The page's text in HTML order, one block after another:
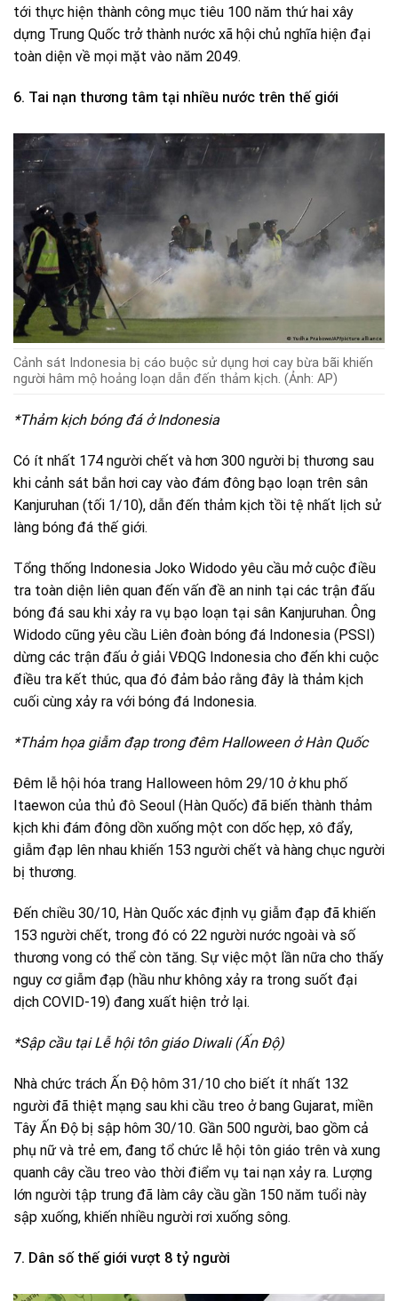
tới thực hiện thành công mục tiêu 100 năm thứ hai xây
dựng Trung Quốc trở thành nước xã hội chủ nghĩa hiện đại
toàn diện về mọi mặt vào năm 2049.
6. Tai nạn thương tâm tại nhiều nước trên thế giới
Cảnh sát Indonesia bị cáo buộc sử dụng hơi cay bừa bãi khiến
người hâm mộ hoảng loạn dẫn đến thảm kịch. (Ảnh: AP)
*Thảm kịch bóng đá ở Indonesia
Có ít nhất 174 người chết và hơn 300 người bị thương sau
khi cảnh sát bắn hơi cay vào đám đông bạo loạn trên sân
Kanjuruhan (tối 1/10), dẫn đến thảm kịch tồi tệ nhất lịch sử
làng bóng đá thế giới.
Tổng thống Indonesia Joko Widodo yêu cầu mở cuộc điều
tra toàn diện liên quan đến vấn đề an ninh tại các trận đấu
bóng đá sau khi xảy ra vụ bạo loạn tại sân Kanjuruhan. Ông
Widodo cũng yêu cầu Liên đoàn bóng đá Indonesia (PSSI)
dừng các trận đấu ở giải VĐQG Indonesia cho đến khi cuộc
điều tra kết thúc, qua đó đảm bảo rằng đây là thảm kịch
cuối cùng xảy ra với bóng đá Indonesia.
*Thảm họa giẫm đạp trong đêm Halloween ở Hàn Quốc
Đêm lễ hội hóa trang Halloween hôm 29/10 ở khu phố
Itaewon của thủ đô Seoul (Hàn Quốc) đã biến thành thảm
kịch khi đám đông dồn xuống một con dốc hẹp, xô đẩy,
giẫm đạp lên nhau khiến 153 người chết và hàng chục người
bị thương.
Đến chiều 30/10, Hàn Quốc xác định vụ giẫm đạp đã khiến
153 người chết, trong đó có 22 người nước ngoài và số
thương vong có thể còn tăng. Sự việc một lần nữa cho thấy
nguy cơ giẫm đạp (hầu như không xảy ra trong suốt đại
dịch COVID-19) đang xuất hiện trở lại.
*Sập cầu tại Lễ hội tôn giáo Diwali (Ấn Độ)
Nhà chức trách Ấn Độ hôm 31/10 cho biết ít nhất 132
người đã thiệt mạng sau khi cầu treo ở bang Gujarat, miền
Tây Ấn Độ bị sập hôm 30/10. Gần 500 người, bao gồm cả
phụ nữ và trẻ em, đang tổ chức lễ hội tôn giáo trên và xung
quanh cây cầu treo vào thời điểm vụ tai nạn xảy ra. Lượng
lớn người tập trung đã làm cây cầu gần 150 năm tuổi này
sập xuống, khiến nhiều người rơi xuống sông.
7. Dân số thế giới vượt 8 tỷ người